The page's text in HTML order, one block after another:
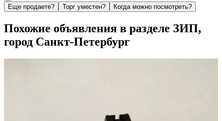
Еще продаете? Торг уместен? Когда можно посмотреть?
Похожие объявления в разделе ЗИП,
город Санкт-Петербург